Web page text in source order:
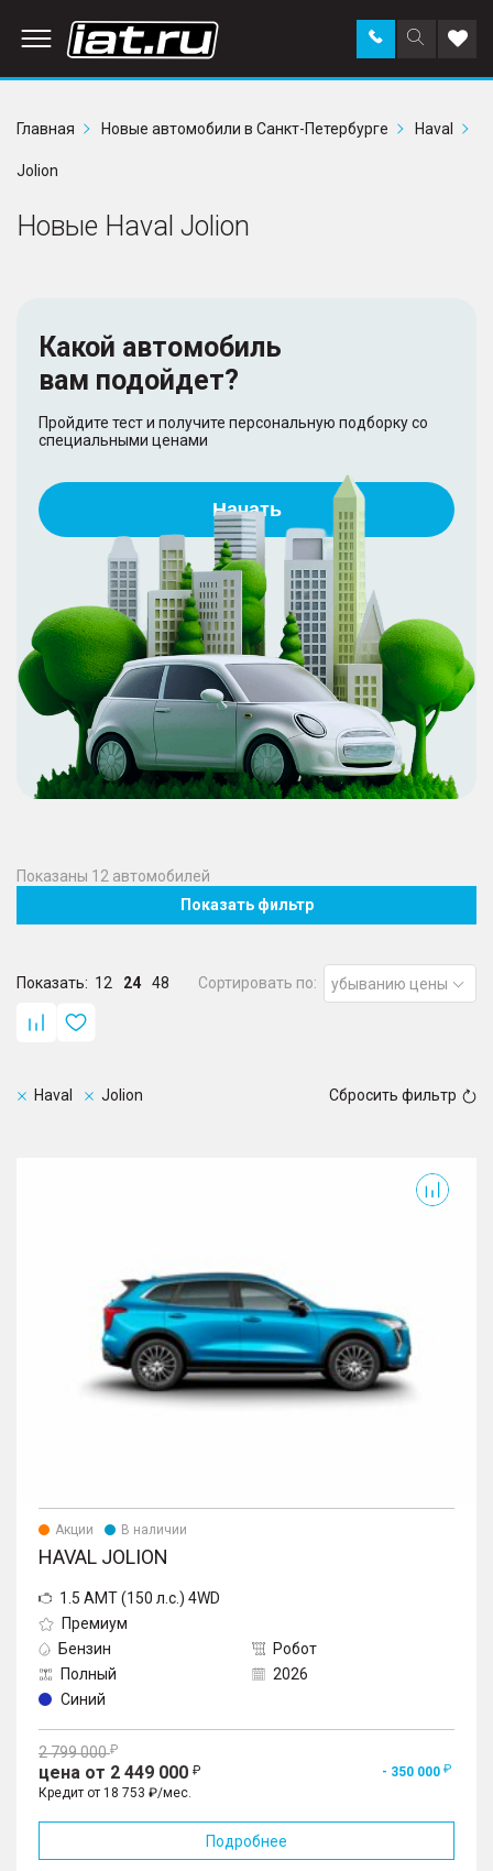
Поиск
по
Заказать
звонок в
Главная
Новые автомобили в Санкт-Петербурге Haval
Jolion
Новые Haval Jolion
Какой автомобиль
вам подойдет?
Пройдите тест и получите персональную подборку со
специальными ценами
Начать
Показаны 12 автомобилей
Показать фильтр
Показать: 12 24 48 Сортировать по: убыванию цены
Haval Jolion Сбросить фильтр
Акции В наличии
HAVAL JOLION
1.5 AMT (150 л.с.) 4WD
Премиум
Бензин
Робот
Полный
2026
Синий
2 799 000
цена от 2 449 000
- 350 000
Кредит от 18 753 ₽/мес.
Подробнее